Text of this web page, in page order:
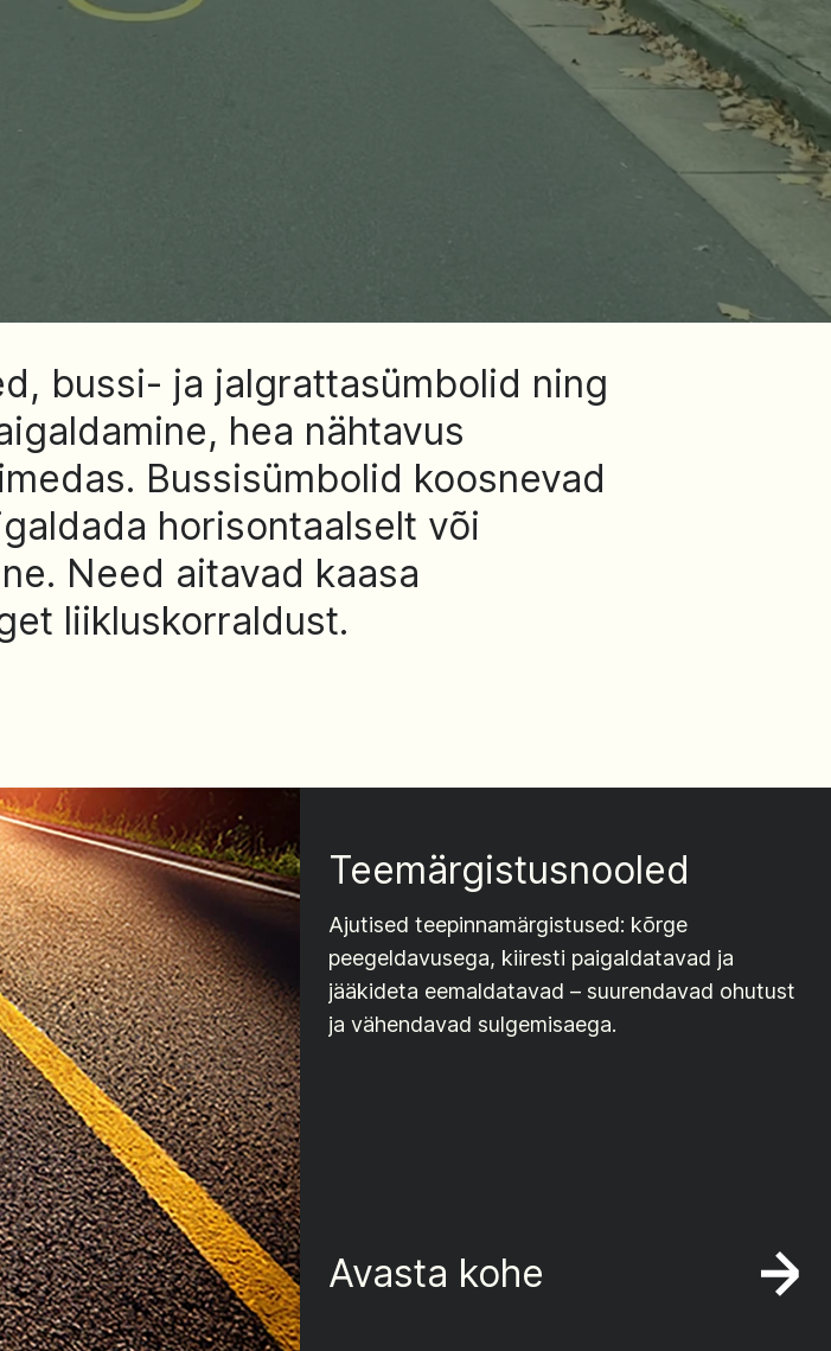
bussi- ja jalgrattasümbolid ning
hea nähtavus
Bussisümbolid koosnevad
horisontaalselt või
Need aitavad kaasa
liikluskorraldust.
Teemärgistusnooled
Ajutised teepinnamärgistused: kõrge
peegeldavusega, kiiresti paigaldatavad ja
jääkideta eemaldatavad – suurendavad ohutust
ja vähendavad sulgemisaega.
Avasta kohe